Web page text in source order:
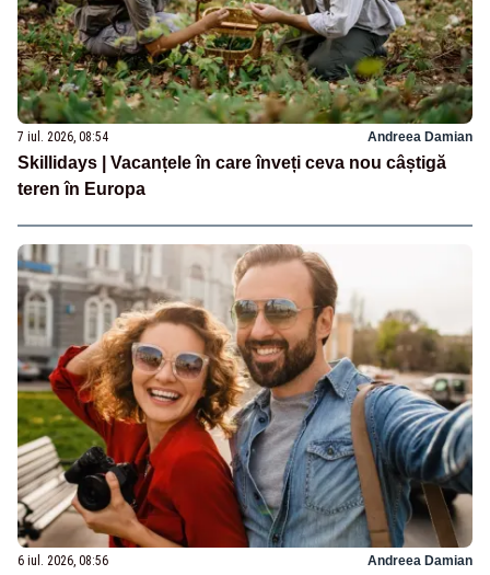
7 iul. 2026, 08:54 Andreea Damian
Skillidays | Vacanțele în care înveți ceva nou câștigă
teren în Europa
6 iul. 2026, 08:56 Andreea Damian